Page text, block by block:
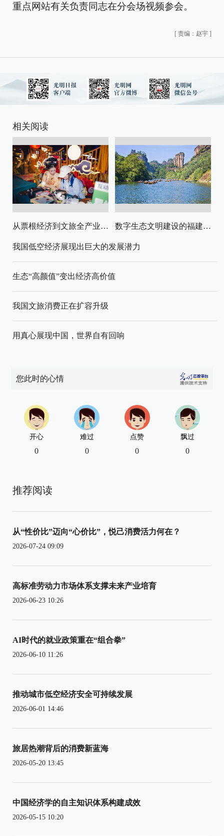
重点网站有关负责同志在分会场视频参会。
[ 责编：赵宇 ]
相关阅读
从票根经济到文旅全产业链升级 数字生态文明建设的福建路径与启示
我国低空经济展现出巨大的发展潜力
生态“高颜值”变出经济高价值
我国文旅消费正在扩容升级
用真心展现中国，世界自有回响
您此时的心情
开心
0
难过
0
点赞
0
飘过
0
推荐阅读
从“性价比”迈向“心价比”，悦己消费活力何在？
2026-07-24 09:09
高标准劳动力市场体系支撑未来产业培育
2026-06-23 10:26
AI时代的就业政策重在“组合拳”
2026-06-10 11:26
推动城市低空经济安全可持续发展
2026-06-01 14:46
旅居热潮背后的消费新蓝海
2026-05-20 13:45
中国经济学的自主知识体系构建成效
2026-05-15 10:20